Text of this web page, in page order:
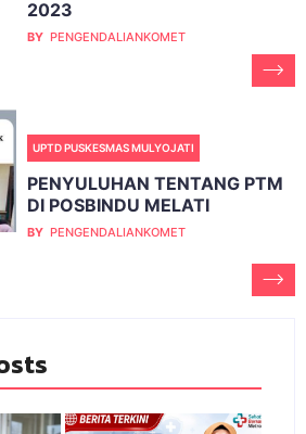
2023
BY PENGENDALIANKOMET
UPTD PUSKESMAS MULYOJATI
PENYULUHAN TENTANG PTM
DI POSBINDU MELATI
BY PENGENDALIANKOMET